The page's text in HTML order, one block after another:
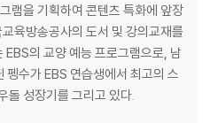
램을 기획하여 콘텐츠 특화에 앞장
육방송공사의 도서 및 강의교재를
EBS의 교양 예능 프로그램으로, 남
수가 EBS 연습생에서 최고의 스
돌 성장기를 그리고 있다.